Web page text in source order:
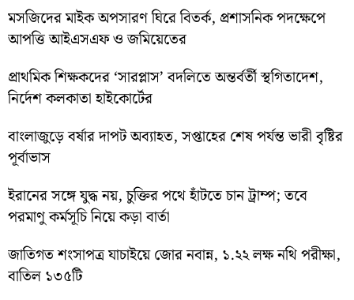
মসজিদের মাইক অপসারণ ঘিরে বিতর্ক, প্রশাসনিক পদক্ষেপে
আপত্তি আইএসএফ ও জমিয়েতের
প্রাথমিক শিক্ষকদের ‘সারপ্লাস’ বদলিতে অন্তর্বর্তী স্থগিতাদেশ,
নির্দেশ কলকাতা হাইকোর্টের
বাংলাজুড়ে বর্ষার দাপট অব্যাহত, সপ্তাহের শেষ পর্যন্ত ভারী বৃষ্টির
পূর্বাভাস
ইরানের সঙ্গে যুদ্ধ নয়, চুক্তির পথে হাঁটতে চান ট্রাম্প; তবে
পরমাণু কর্মসূচি নিয়ে কড়া বার্তা
জাতিগত শংসাপত্র যাচাইয়ে জোর নবান্ন, ১.২২ লক্ষ নথি পরীক্ষা,
বাতিল ১৩৫টি